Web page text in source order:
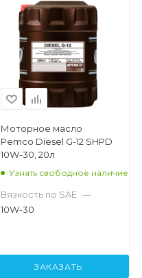
Моторное масло
Pemco Diesel G-12 SHPD
10W-30, 20л
Узнать свободное наличие
Вязкость по SAE —
10W-30
ЗАКАЗАТЬ